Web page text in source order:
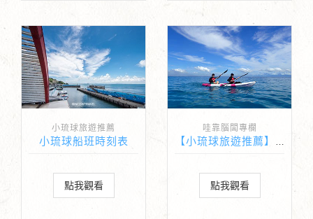
小琉球旅遊推薦
小琉球船班時刻表
點我觀看
哇靠腦闆專欄
【小琉球旅遊推薦】小琉球獨木舟推薦-南島獨木舟
點我觀看